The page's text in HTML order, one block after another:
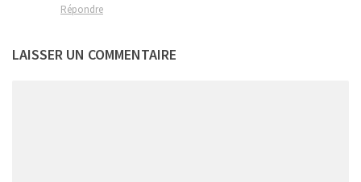
Répondre
LAISSER UN COMMENTAIRE